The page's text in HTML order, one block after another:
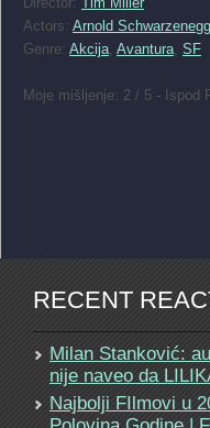
Actors: Arnold
Genre: Akcija, Avantura, SF
Moje mišljenje: 2 / 5 - Ispod
RECENT
Milan Stanković:
nije naveo da
Najbolji FIlmovi u